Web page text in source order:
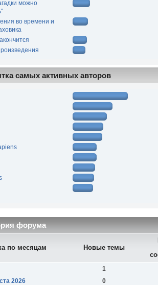
можно
во времени и
самых активных авторов
форума
по месяцам Новые темы
1
2026
0